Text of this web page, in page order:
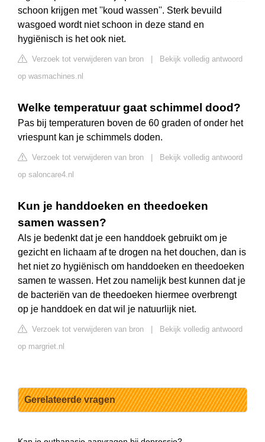
schoon krijgen met ''koud wassen''. Sterk bevuild
wasgoed wordt niet schoon in deze stand en
hygiënisch is het ook niet.
Verzoek tot verwijderen van bron
Bekijk volledig antwoord
op wasmachines.nl
Welke temperatuur gaat schimmel dood?
Pas bij temperaturen boven de 60 graden of onder het
vriespunt kan je schimmels doden.
Verzoek tot verwijderen van bron
Bekijk volledig antwoord
op saloncare4.nl
Kun je handdoeken en theedoeken
samen wassen?
Als je bedenkt dat je een handdoek gebruikt om je
gezicht en lichaam af te drogen na het douchen, dan is
het niet zo hygiënisch om handdoeken en theedoeken
samen te wassen. Het zou namelijk best kunnen dat je
de bacteriën van de theedoeken hiermee overbrengt
op je handdoek en dat wil je natuurlijk niet.
Verzoek tot verwijderen van bron
Bekijk volledig antwoord
op margriet.nl
Gerelateerde vragen